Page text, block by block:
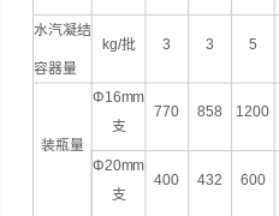
水汽凝结
容器量
kg/批 3 3 5
装瓶量
Φ16mm
支
770 858 1200
Φ20mm
支
400 432 600